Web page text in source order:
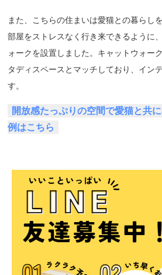
また、こちらの住まいは愛猫との暮らし
部屋をストレスなく行き来できるように
ォークを設置しました。キャットウォー
タディスペースとマッチしており、イン
す。
開放感たっぷりの空間で愛猫と共
例はこちら